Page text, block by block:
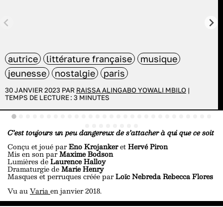
autrice littérature française
musique
jeunesse
nostalgie paris
30 JANVIER 2023 PAR RAISSA ALINGABO YOWALI MBILO |
TEMPS DE LECTURE : 3 MINUTES
C’est toujours un peu dangereux de s’attacher à qui que ce soit
Conçu et joué parEno KrojankeretHervé Piron
Mis en son parMaxime Bodson
Lumières deLaurence Halloy
Dramaturgie deMarie Henry
Masques et perruques créée parLoïc Nebreda Rebecca Flores
Vu auVariaen janvier 2018.